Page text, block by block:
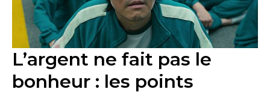
L’argent ne fait pas le
bonheur : les points